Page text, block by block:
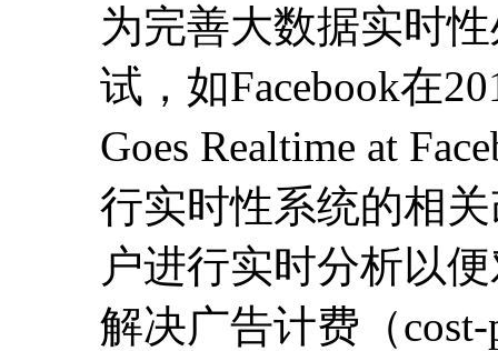
为完善大数据实时
试，如Facebook在
Goes Realtime at
行实时性系统的相
户进行实时分析以
解决广告计费（